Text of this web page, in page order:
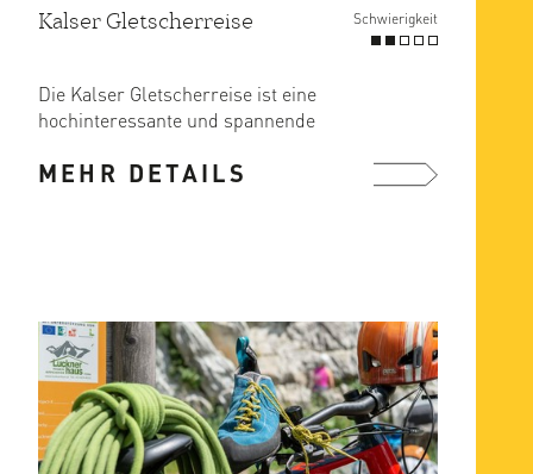
Kalser Gletscherreise Schwierigkeit
Die Kalser Gletscherreise ist eine
hochinteressante und spannende
MEHR DETAILS